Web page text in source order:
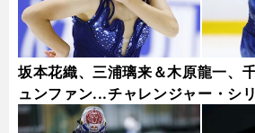
坂本花織、三浦璃来＆木原龍一、
ュンファン...チャレンジャー・シ
杯フォトギャラリー